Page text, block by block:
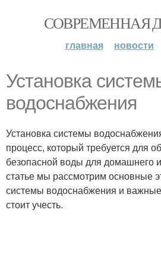
СОВРЕМЕННАЯ
главная новости
Установка
водоснабжения
Установка системы
процесс, который требуется для
безопасной воды для домашнего
статье мы рассмотрим основные
системы водоснабжения и
стоит учесть.